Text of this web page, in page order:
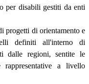
per disabili gestiti da enti
progetti di orientamento e
definiti all'interno di
dalle regioni, sentite le
rappresentative a livello